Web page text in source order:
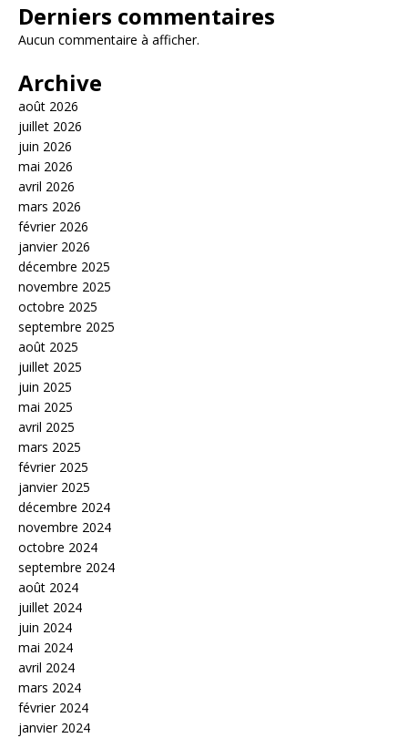
Derniers commentaires
Aucun commentaire à afficher.
Archive
août 2026
juillet 2026
juin 2026
mai 2026
avril 2026
mars 2026
février 2026
janvier 2026
décembre 2025
novembre 2025
octobre 2025
septembre 2025
août 2025
juillet 2025
juin 2025
mai 2025
avril 2025
mars 2025
février 2025
janvier 2025
décembre 2024
novembre 2024
octobre 2024
septembre 2024
août 2024
juillet 2024
juin 2024
mai 2024
avril 2024
mars 2024
février 2024
janvier 2024